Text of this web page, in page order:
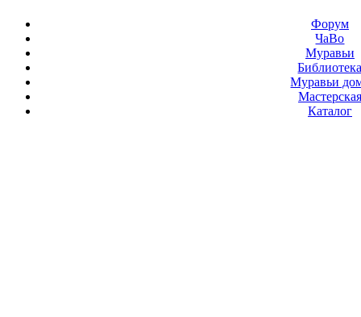
Форум
ЧаВо
Муравьи
Муравьи
Мастерская
Каталог